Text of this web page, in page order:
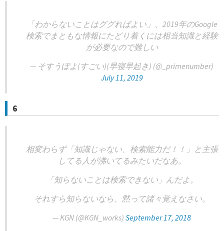
「わからないことはググればよい」、2019年のGoogle
検索でまともな情報にたどり着くには相当知識と経験
が必要なので難しい
— そすうぽよ(すごい)(早寝早起き) (@_primenumber)
July 11, 2019
6
相変わらず「知識じゃない、検索能力だ！！」と主張
してる人が沸いてるみたいだなあ。
「知らないことは検索できない」んだよ。
それすら知らないなら、黙って諸々覚えなさい。
— KGN (@KGN_works) September 17, 2018